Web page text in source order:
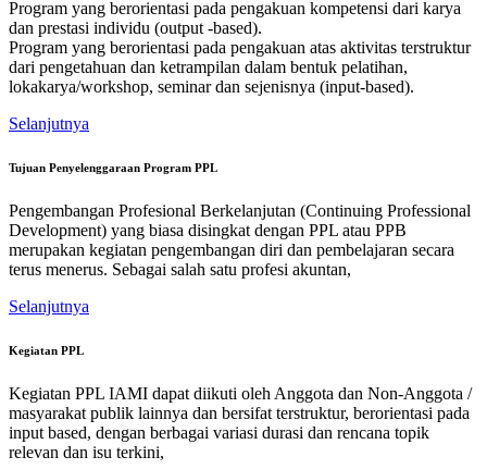
Program yang berorientasi pada pengakuan kompetensi dari karya
dan prestasi individu (output -based).
Program yang berorientasi pada pengakuan atas aktivitas terstruktur
dari pengetahuan dan ketrampilan dalam bentuk pelatihan,
lokakarya/workshop, seminar dan sejenisnya (input-based).
Selanjutnya
Tujuan Penyelenggaraan Program PPL
Pengembangan Profesional Berkelanjutan (Continuing Professional
Development) yang biasa disingkat dengan PPL atau PPB
merupakan kegiatan pengembangan diri dan pembelajaran secara
terus menerus. Sebagai salah satu profesi akuntan,
Selanjutnya
Kegiatan PPL
Kegiatan PPL IAMI dapat diikuti oleh Anggota dan Non-Anggota /
masyarakat publik lainnya dan bersifat terstruktur, berorientasi pada
input based, dengan berbagai variasi durasi dan rencana topik
relevan dan isu terkini,